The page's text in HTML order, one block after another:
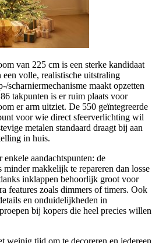
van 225 cm is een sterke kandidaat
een volle, realistische uitstraling
scharniermechanisme maakt opzetten
takpunten is er ruim plaats voor
er arm uitziet. De 550 geïntegreerde
voor wie direct sfeerverlichting wil
metalen standaard draagt bij aan
in huis.
enkele aandachtspunten: de
makkelijk te repareren dan losse
inklappen behoorlijk groot voor
features zoals dimmers of timers. Ook
en onduidelijkheden in
bij kopers die heel precies willen
weinig tijd om te decoreren en iedereen